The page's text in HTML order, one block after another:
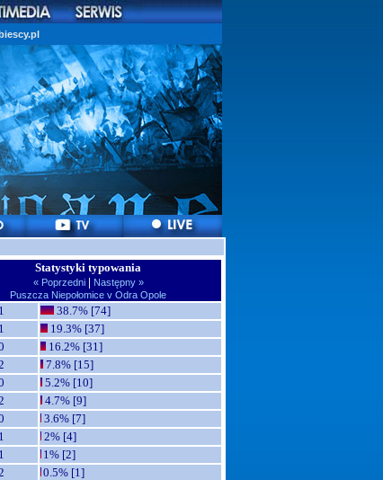
Statystyki typowania
« Poprzedni | Następny »
Puszcza Niepołomice v Odra Opole
38.7% [74]
19.3% [37]
16.2% [31]
7.8% [15]
5.2% [10]
4.7% [9]
3.6% [7]
2% [4]
1% [2]
0.5% [1]